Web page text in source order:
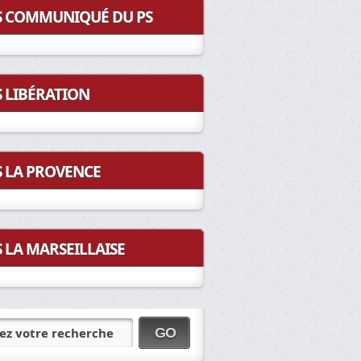
COMMUNIQUÉ DU PS
LIBÉRATION
LA PROVENCE
LA MARSEILLAISE
votre recherche GO